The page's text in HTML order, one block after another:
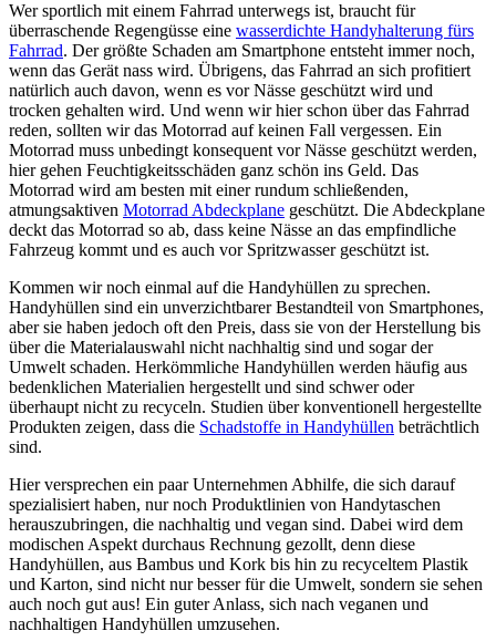
Wer sportlich mit einem Fahrrad unterwegs ist, braucht für
überraschende Regengüsse eine wasserdichte Handyhalterung fürs
Fahrrad. Der größte Schaden am Smartphone entsteht immer noch,
wenn das Gerät nass wird. Übrigens, das Fahrrad an sich profitiert
natürlich auch davon, wenn es vor Nässe geschützt wird und
trocken gehalten wird. Und wenn wir hier schon über das Fahrrad
reden, sollten wir das Motorrad auf keinen Fall vergessen. Ein
Motorrad muss unbedingt konsequent vor Nässe geschützt werden,
hier gehen Feuchtigkeitsschäden ganz schön ins Geld. Das
Motorrad wird am besten mit einer rundum schließenden,
atmungsaktiven Motorrad Abdeckplane geschützt. Die Abdeckplane
deckt das Motorrad so ab, dass keine Nässe an das empfindliche
Fahrzeug kommt und es auch vor Spritzwasser geschützt ist.
Kommen wir noch einmal auf die Handyhüllen zu sprechen.
Handyhüllen sind ein unverzichtbarer Bestandteil von Smartphones,
aber sie haben jedoch oft den Preis, dass sie von der Herstellung bis
über die Materialauswahl nicht nachhaltig sind und sogar der
Umwelt schaden. Herkömmliche Handyhüllen werden häufig aus
bedenklichen Materialien hergestellt und sind schwer oder
überhaupt nicht zu recyceln. Studien über konventionell hergestellte
Produkten zeigen, dass die Schadstoffe in Handyhüllen beträchtlich
sind.
Hier versprechen ein paar Unternehmen Abhilfe, die sich darauf
spezialisiert haben, nur noch Produktlinien von Handytaschen
herauszubringen, die nachhaltig und vegan sind. Dabei wird dem
modischen Aspekt durchaus Rechnung gezollt, denn diese
Handyhüllen, aus Bambus und Kork bis hin zu recyceltem Plastik
und Karton, sind nicht nur besser für die Umwelt, sondern sie sehen
auch noch gut aus! Ein guter Anlass, sich nach veganen und
nachhaltigen Handyhüllen umzusehen.